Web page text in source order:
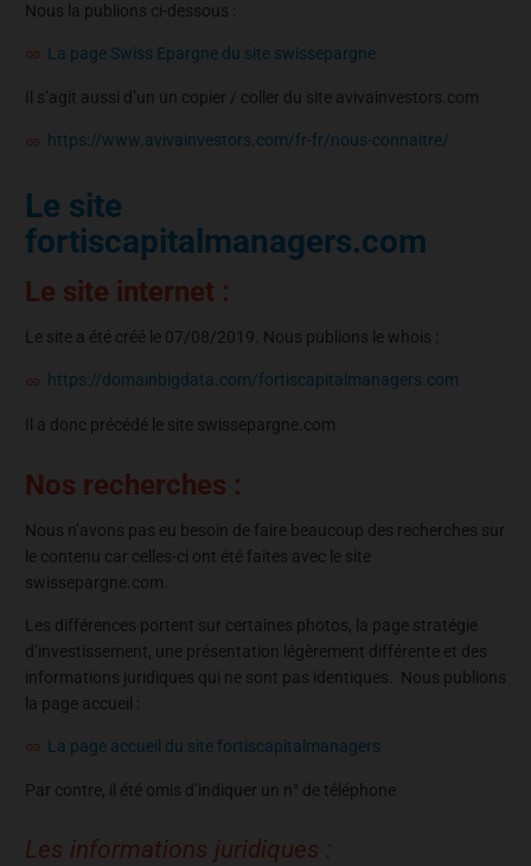
Nous la publions ci-dessous :
La page Swiss Epargne du site swissepargne
Il s’agit aussi d’un un copier / coller du site avivainvestors.com
https://www.avivainvestors.com/fr-fr/nous-connaitre/
Le site
fortiscapitalmanagers.com
Le site internet :
Le site a été créé le 07/08/2019. Nous publions le whois :
https://domainbigdata.com/fortiscapitalmanagers.com
Il a donc précédé le site swissepargne.com
Nos recherches :
Nous n’avons pas eu besoin de faire beaucoup des recherches sur
le contenu car celles-ci ont été faites avec le site
swissepargne.com.
Les différences portent sur certaines photos, la page stratégie
d’investissement, une présentation légèrement différente et des
informations juridiques qui ne sont pas identiques. Nous publions
la page accueil :
La page accueil du site fortiscapitalmanagers
Par contre, il été omis d’indiquer un n° de téléphone
Les informations juridiques :